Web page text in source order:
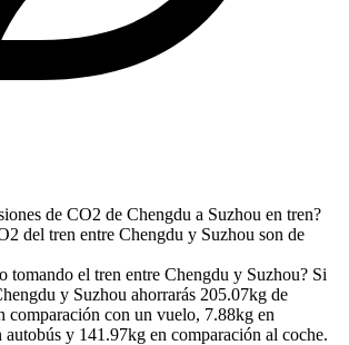
de CO2 de Chengdu a Suzhou en tren?
del tren entre Chengdu y Suzhou son de
tomando el tren entre Chengdu y Suzhou? Si
y Suzhou ahorrarás 205.07kg de
comparación con un vuelo, 7.88kg en
y 141.97kg en comparación al coche.